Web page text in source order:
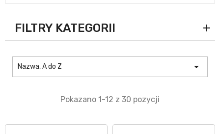
FILTRY KATEGORII
Nazwa, A do Z 
Pokazano 1-12 z 30 pozycji